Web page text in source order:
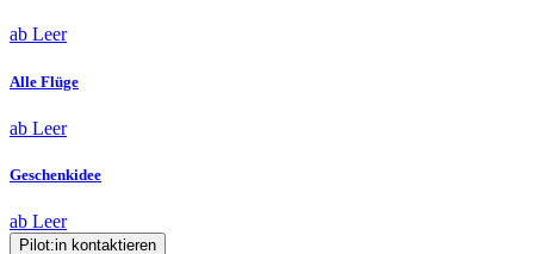
ab Leer
Alle Flüge
ab Leer
Geschenkidee
ab Leer
Pilot:in kontaktieren